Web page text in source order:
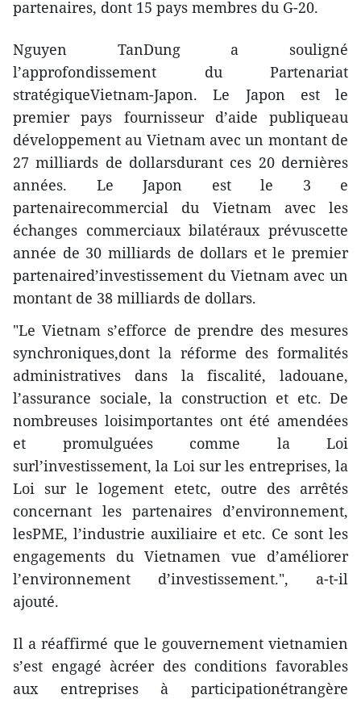
partenaires, dont 15 pays membres du G-20.
Nguyen TanDung a souligné
l’approfondissement du Partenariat
stratégiqueVietnam-Japon. Le Japon est le
premier pays fournisseur d’aide publiqueau
développement au Vietnam avec un montant de
27 milliards de dollarsdurant ces 20 dernières
années. Le Japon est le 3 e
partenairecommercial du Vietnam avec les
échanges commerciaux bilatéraux prévuscette
année de 30 milliards de dollars et le premier
partenaired’investissement du Vietnam avec un
montant de 38 milliards de dollars.
"Le Vietnam s’efforce de prendre des mesures
synchroniques,dont la réforme des formalités
administratives dans la fiscalité, ladouane,
l’assurance sociale, la construction et etc. De
nombreuses loisimportantes ont été amendées
et promulguées comme la Loi
surl’investissement, la Loi sur les entreprises, la
Loi sur le logement etetc, outre des arrêtés
concernant les partenaires d’environnement,
lesPME, l’industrie auxiliaire et etc. Ce sont les
engagements du Vietnamen vue d’améliorer
l’environnement d’investissement.", a-t-il
ajouté.
Il a réaffirmé que le gouvernement vietnamien
s’est engagé àcréer des conditions favorables
aux entreprises à participationétrangère